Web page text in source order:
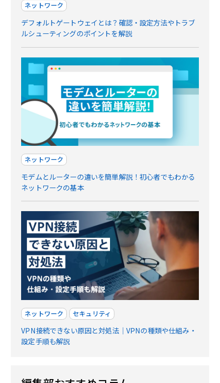
ネットワーク
デフォルトゲートウェイとは？確認・設定方法やトラブ
ルシューティングのポイントを解説
ネットワーク
モデムとルーターの違いを簡単解説！初心者でもわかる
ネットワークの基本
ネットワーク セキュリティ
VPN接続できない原因と対処法｜VPNの種類や仕組み・
設定手順も解説